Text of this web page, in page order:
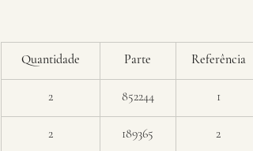
Quantidade Parte Referência
2 852244 1
2 189365 2